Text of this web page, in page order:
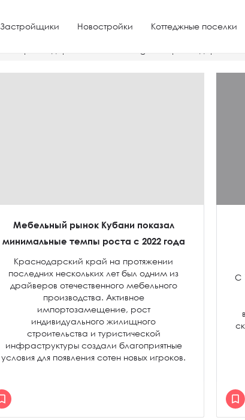
Застройщики Новостройки Коттеджные поселки
Мебельный рынок Кубани показал
минимальные темпы роста с 2022 года
Краснодарский край на протяжении
последних нескольких лет был одним из
драйверов отечественного мебельного
производства. Активное
импортозамещение, рост
индивидуального жилищного
строительства и туристической
инфраструктуры создали благоприятные
условия для появления сотен новых игроков.
С